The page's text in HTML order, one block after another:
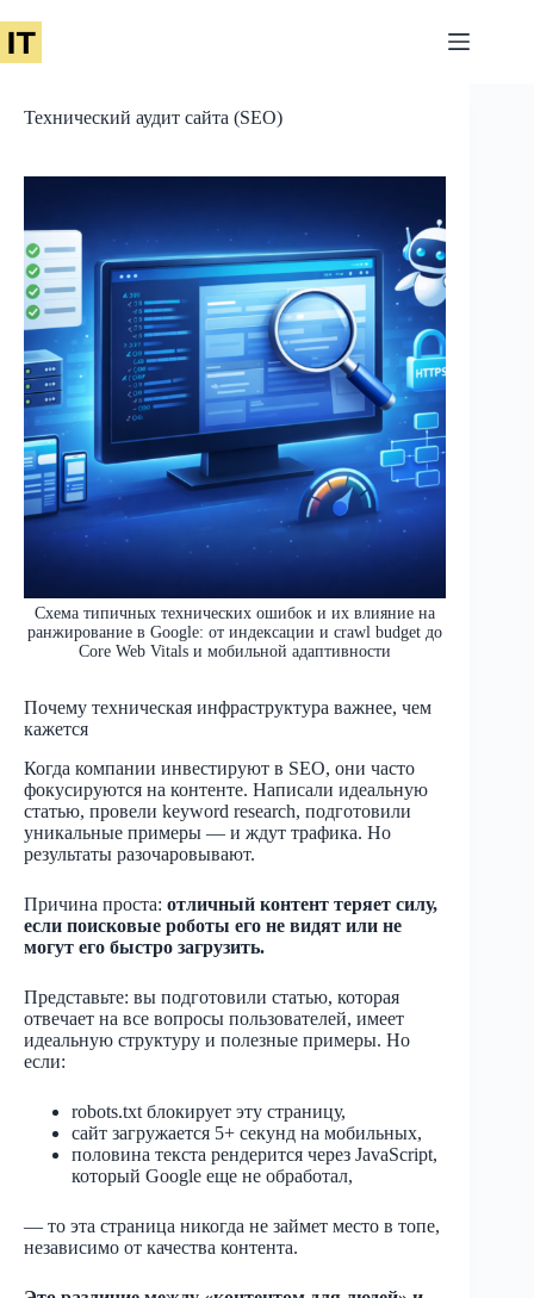
сути
Технический аудит сайта (SEO)
Схема типичных технических ошибок и их влияние на
ранжирование в Google: от индексации и crawl budget до
Core Web Vitals и мобильной адаптивности
Почему техническая инфраструктура важнее, чем
кажется
Когда компании инвестируют в SEO, они часто
фокусируются на контенте. Написали идеальную
статью, провели keyword research, подготовили
уникальные примеры — и ждут трафика. Но
результаты разочаровывают.
Причина проста: отличный контент теряет силу,
если поисковые роботы его не видят или не
могут его быстро загрузить.
Представьте: вы подготовили статью, которая
отвечает на все вопросы пользователей, имеет
идеальную структуру и полезные примеры. Но
если:
robots.txt блокирует эту страницу,
сайт загружается 5+ секунд на мобильных,
половина текста рендерится через JavaScript,
который Google еще не обработал,
— то эта страница никогда не займет место в топе,
независимо от качества контента.